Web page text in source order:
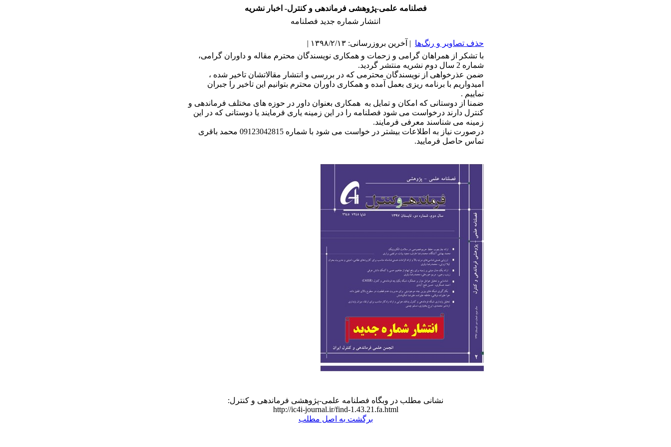
فصلنامه علمی-پژوهشی فرماندهی و کنترل- اخبار نشریه
انتشار شماره جدید فصلنامه
حذف تصاویر و رنگ‌ها | آخرین بروزرسانی: ۱۳۹۸/۲/۱۳ |
با تشکر از همراهان گرامی و زحمات و همکاری نویسندگان محترم مقاله و داوران گرامی،
شماره 2 سال دوم نشریه منتشر گردید.
ضمن عذرخواهی از نویسندگان محترمی که در بررسی و انتشار مقالاتشان تاخیر شده ،
امیدواریم با برنامه ریزی بعمل آمده و همکاری داوران محترم بتوانیم این تاخیر را جبران
نماییم .
ضمنا از دوستانی که امکان و تمایل به همکاری بعنوان داور در حوزه های مختلف فرماندهی و
کنترل دارند درخواست می شود فصلنامه را در این زمینه یاری فرمایند یا دوستانی که در این
زمینه می شناسند معرفی فرمایند.
درصورت نیاز به اطلاعات بیشتر در خواست می شود با شماره 09123042815 محمد باقری
تماس حاصل فرمایید.
نشانی مطلب در وبگاه فصلنامه علمی-پژوهشی فرماندهی و کنترل:
http://ic4i-journal.ir/find-1.43.21.fa.html
برگشت به اصل مطلب